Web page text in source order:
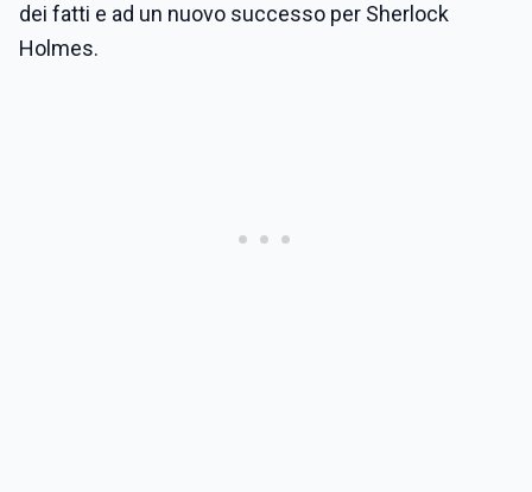
dei fatti e ad un nuovo successo per Sherlock
Holmes.